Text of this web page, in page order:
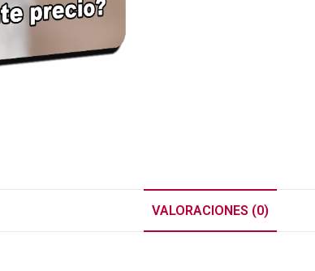
VALORACIONES (0)